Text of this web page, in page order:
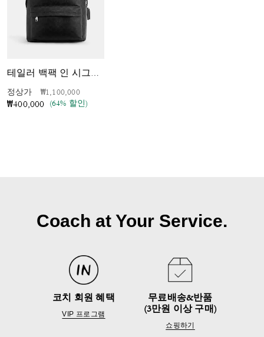
테일러 백팩 인 시그니처 캔버스
정상가 가격 인하 전
₩1,100,000인하됨
₩400,000 (64% 할인)
Coach at Your Service.
코치 회원 혜택
VIP 프로그램
무료배송&반품
(3만원 이상 구매)
쇼핑하기